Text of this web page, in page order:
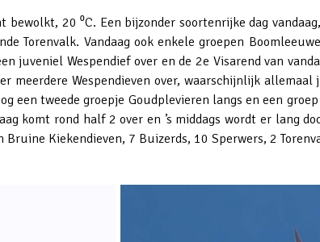
20 ⁰C. Een bijzonder soortenrijke dag
Torenvalk. Vandaag ook enkele groepen
juveniel Wespendief over en de 2e Visarend van
meerdere Wespendieven over, waarschijnlijk
een tweede groepje Goudplevieren langs en een
komt rond half 2 over en ’s middags wordt er lang
Kiekendieven, 7 Buizerds, 10 Sperwers, 2